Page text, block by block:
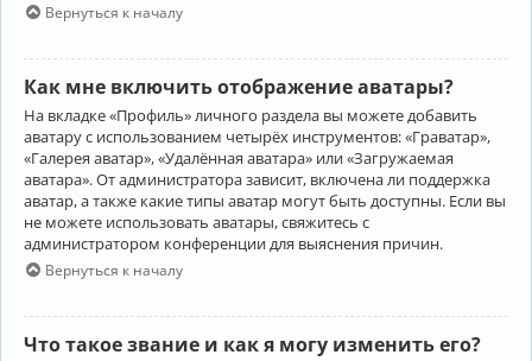
Вернуться к началу
Как мне включить отображение аватары?
На вкладке «Профиль» личного раздела вы можете добавить
аватару с использованием четырёх инструментов: «Граватар»,
«Галерея аватар», «Удалённая аватара» или «Загружаемая
аватара». От администратора зависит, включена ли поддержка
аватар, а также какие типы аватар могут быть доступны. Если вы
не можете использовать аватары, свяжитесь с
администратором конференции для выяснения причин.
Вернуться к началу
Что такое звание и как я могу изменить его?